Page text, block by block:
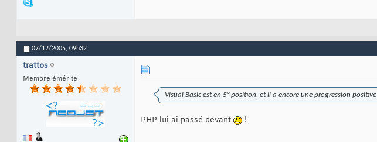
07/12/2005, 09h32
trattos
Membre émérite
Visual Basic est en 5° position, et il a encore une progression positive
PHP lui ai passé devant !